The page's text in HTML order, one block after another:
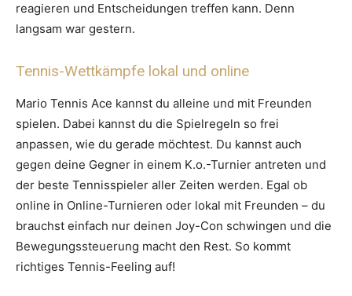
reagieren und Entscheidungen treffen kann. Denn
langsam war gestern.
Tennis-Wettkämpfe lokal und online
Mario Tennis Ace kannst du alleine und mit Freunden
spielen. Dabei kannst du die Spielregeln so frei
anpassen, wie du gerade möchtest. Du kannst auch
gegen deine Gegner in einem K.o.-Turnier antreten und
der beste Tennisspieler aller Zeiten werden. Egal ob
online in Online-Turnieren oder lokal mit Freunden – du
brauchst einfach nur deinen Joy-Con schwingen und die
Bewegungssteuerung macht den Rest. So kommt
richtiges Tennis-Feeling auf!